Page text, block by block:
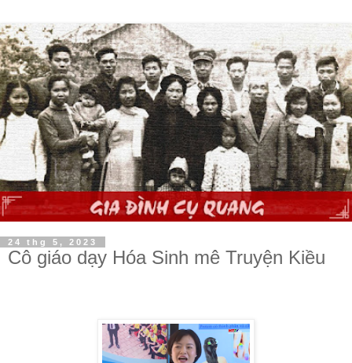
24 thg 5, 2023
Cô giáo dạy Hóa Sinh mê Truyện Kiều